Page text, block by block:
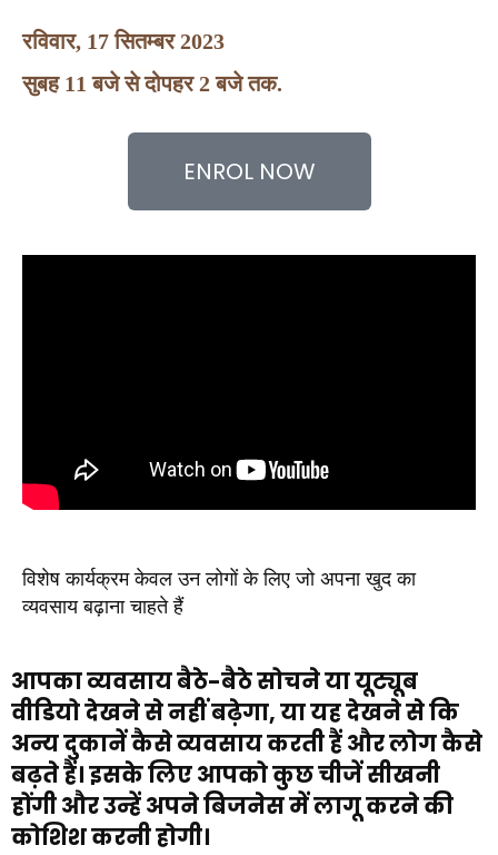
रविवार, 17 सितम्बर 2023
सुबह 11 बजे से दोपहर 2 बजे तक.
ENROL NOW
विशेष कार्यक्रम केवल उन लोगों के लिए जो अपना खुद का
व्यवसाय बढ़ाना चाहते हैं
आपका व्यवसाय बैठे-बैठे सोचने या यूट्यूब
वीडियो देखने से नहीं बढ़ेगा, या यह देखने से कि
अन्य दुकानें कैसे व्यवसाय करती हैं और लोग कैसे
बढ़ते हैं। इसके लिए आपको कुछ चीजें सीखनी
होंगी और उन्हें अपने बिजनेस में लागू करने की
कोशिश करनी होगी।